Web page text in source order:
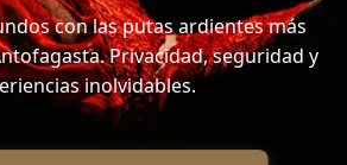
con las putas ardientes más
Privacidad, seguridad y
inolvidables.